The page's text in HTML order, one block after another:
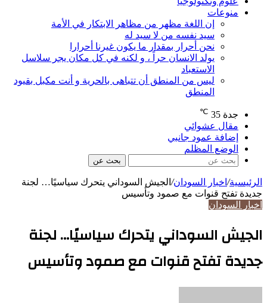
منوعات
إن اللغة مظهر من مظاهر الابتكار في الأمة
سيد نفسه من لا سيد له
نحن أحرار بمقدار ما يكون غيرنا أحرارا
يولد الانسان حراً ، و لكنه في كل مكان يجر سلاسل
الاستعباد
ليس من المنطق أن تتباهى بالحرية و أنت مكبل بقيود
المنطق
جدة 35
℃
مقال عشوائي
إضافة عمود جانبي
الوضع المظلم
بحث عن
الرئيسية/ اخبار السودان/ الجيش السوداني يتحرك سياسيًا… لجنة
جديدة تفتح قنوات مع صمود وتأسيس
اخبار السودان
الجيش السوداني يتحرك سياسيًا… لجنة
جديدة تفتح قنوات مع صمود وتأسيس